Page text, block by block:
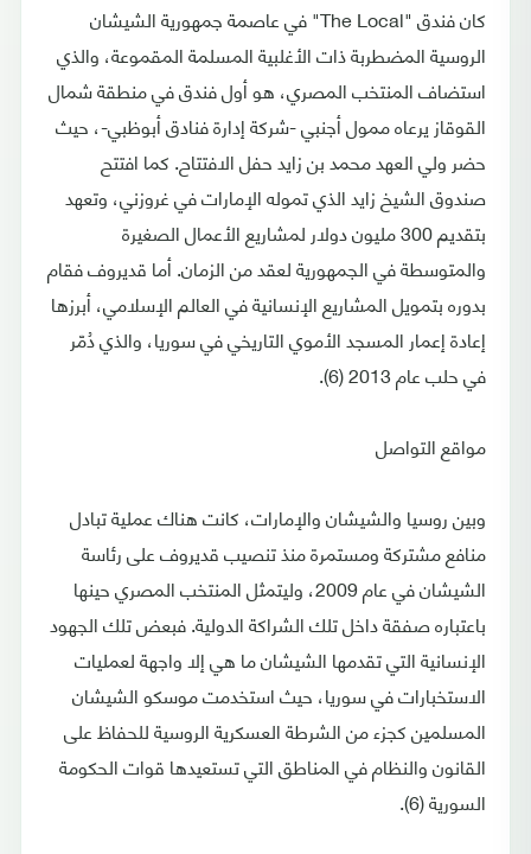
كان فندق "The Local" في عاصمة جمهورية الشيشان
الروسية المضطربة ذات الأغلبية المسلمة المقموعة، والذي
استضاف المنتخب المصري، هو أول فندق في منطقة شمال
القوقاز يرعاه ممول أجنبي -شركة إدارة فنادق أبوظبي-، حيث
حضر ولي العهد محمد بن زايد حفل الافتتاح. كما افتتح
صندوق الشيخ زايد الذي تموله الإمارات في غروزني، وتعهد
بتقديم 300 مليون دولار لمشاريع الأعمال الصغيرة
والمتوسطة في الجمهورية لعقد من الزمان. أما قديروف فقام
بدوره بتمويل المشاريع الإنسانية في العالم الإسلامي، أبرزها
إعادة إعمار المسجد الأموي التاريخي في سوريا، والذي دُمّر
في حلب عام 2013 (6).
مواقع التواصل
وبين روسيا والشيشان والإمارات، كانت هناك عملية تبادل
منافع مشتركة ومستمرة منذ تنصيب قديروف على رئاسة
الشيشان في عام 2009، وليتمثل المنتخب المصري حينها
باعتباره صفقة داخل تلك الشراكة الدولية. فبعض تلك الجهود
الإنسانية التي تقدمها الشيشان ما هي إلا واجهة لعمليات
الاستخبارات في سوريا، حيث استخدمت موسكو الشيشان
المسلمين كجزء من الشرطة العسكرية الروسية للحفاظ على
القانون والنظام في المناطق التي تستعيدها قوات الحكومة
السورية (6).